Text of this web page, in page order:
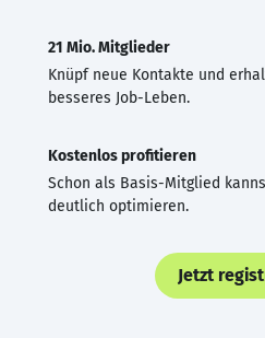
21 Mio. Mitglieder
Knüpf neue Kontakte und
besseres Job-Leben.
Kostenlos profitieren
Schon als Basis-Mitglied
deutlich optimieren.
Jetzt